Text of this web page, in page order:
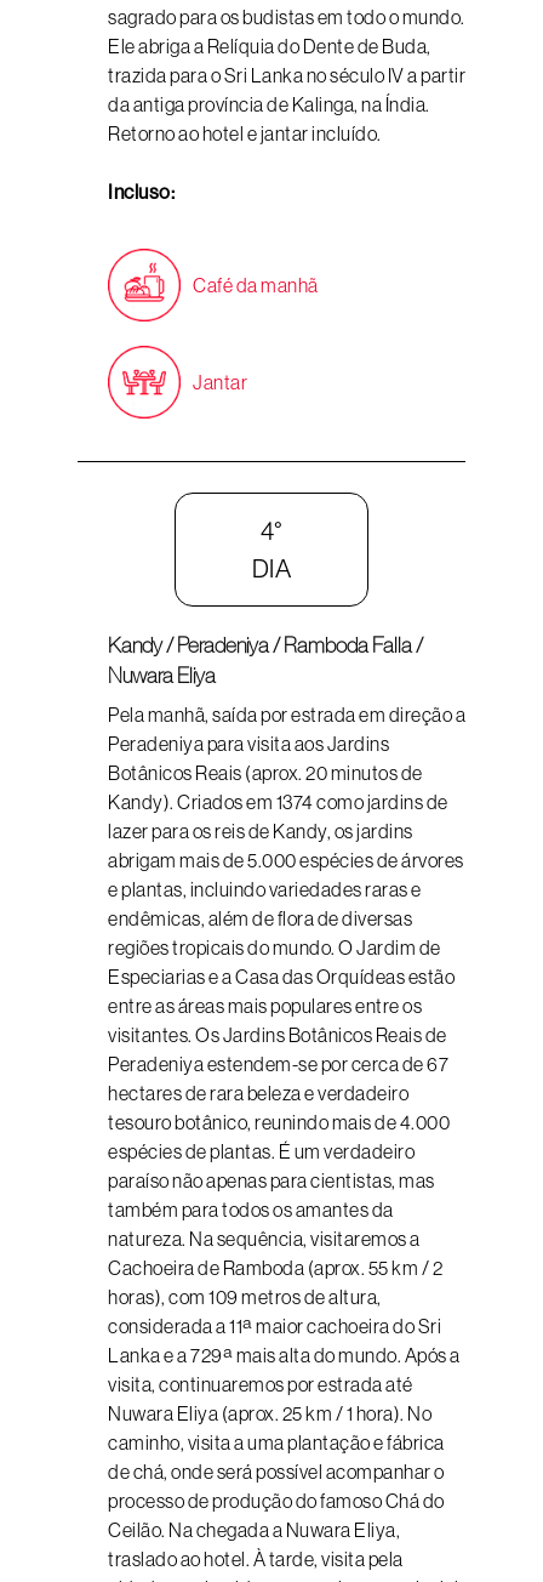
sagrado para os budistas em todo o mundo.
Ele abriga a Relíquia do Dente de Buda,
trazida para o Sri Lanka no século IV a partir
da antiga província de Kalinga, na Índia.
Retorno ao hotel e jantar incluído.
Incluso:
Café da manhã
Jantar
4°
DIA
Kandy / Peradeniya / Ramboda Falla /
Nuwara Eliya
Pela manhã, saída por estrada em direção a
Peradeniya para visita aos Jardins
Botânicos Reais (aprox. 20 minutos de
Kandy). Criados em 1374 como jardins de
lazer para os reis de Kandy, os jardins
abrigam mais de 5.000 espécies de árvores
e plantas, incluindo variedades raras e
endêmicas, além de flora de diversas
regiões tropicais do mundo. O Jardim de
Especiarias e a Casa das Orquídeas estão
entre as áreas mais populares entre os
visitantes. Os Jardins Botânicos Reais de
Peradeniya estendem-se por cerca de 67
hectares de rara beleza e verdadeiro
tesouro botânico, reunindo mais de 4.000
espécies de plantas. É um verdadeiro
paraíso não apenas para cientistas, mas
também para todos os amantes da
natureza. Na sequência, visitaremos a
Cachoeira de Ramboda (aprox. 55 km / 2
horas), com 109 metros de altura,
considerada a 11ª maior cachoeira do Sri
Lanka e a 729ª mais alta do mundo. Após a
visita, continuaremos por estrada até
Nuwara Eliya (aprox. 25 km / 1 hora). No
caminho, visita a uma plantação e fábrica
de chá, onde será possível acompanhar o
processo de produção do famoso Chá do
Ceilão. Na chegada a Nuwara Eliya,
traslado ao hotel. À tarde, visita pela